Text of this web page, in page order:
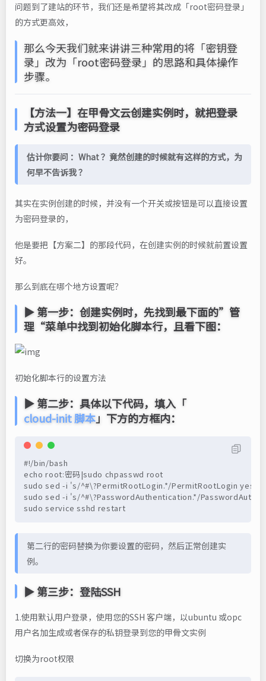
问题到了建站的环节，我们还是希望将其改成「root密码登录」
的方式更高效，
那么今天我们就来讲讲三种常用的将「密钥登
录」改为「root密码登录」的思路和具体操作
步骤。
【方法一】在甲骨文云创建实例时，就把登录
方式设置为密码登录
估计你要问 ：What ？竟然创建的时候就有这样的方式，为
何早不告诉我 ？
其实在实例创建的时候，并没有一个开关或按钮是可以直接设置
为密码登录的，
他是要把【方案二】的那段代码，在创建实例的时候就前置设置
好。
那么到底在哪个地方设置呢？
▶ 第一步：创建实例时，先找到最下面的”管
理“菜单中找到初始化脚本行，且看下图：
初始化脚本行的设置方法
▶ 第二步：具体以下代码，填入「
cloud-init 脚本」下方的方框内：
#!/bin/bash
echo root:密码|sudo chpasswd root
sudo sed -i 's/^#\?PermitRootLogin.*/PermitRootLogin yes/
sudo sed -i 's/^#\?PasswordAuthentication.*/
sudo service sshd restart
第二行的密码替换为你要设置的密码，然后正常创建实
例。
▶ 第三步：登陆SSH
1.使用默认用户登录，使用您的SSH 客户端，以ubuntu 或opc
用户名加生成或者保存的私钥登录到您的甲骨文实例
切换为root权限